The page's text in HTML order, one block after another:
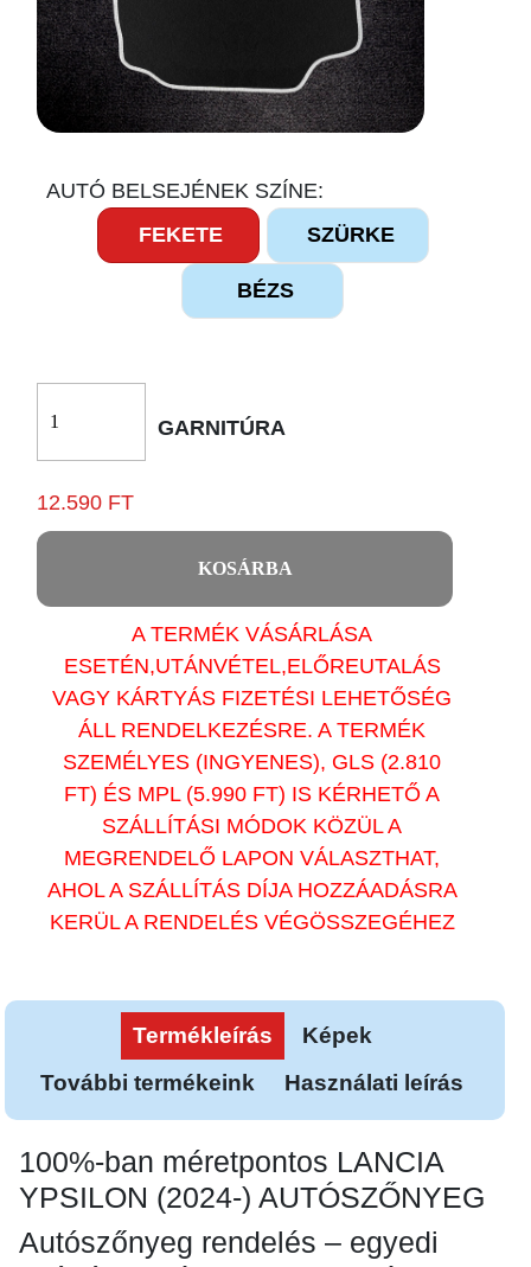
AUTÓ BELSEJÉNEK SZÍNE:
FEKETE
SZÜRKE
BÉZS
GARNITÚRA
12.590 FT
KOSÁRBA
A TERMÉK VÁSÁRLÁSA
ESETÉN,UTÁNVÉTEL,ELŐREUTALÁS
VAGY KÁRTYÁS FIZETÉSI LEHETŐSÉG
ÁLL RENDELKEZÉSRE. A TERMÉK
SZEMÉLYES (INGYENES), GLS (2.810
FT) ÉS MPL (5.990 FT) IS KÉRHETŐ A
SZÁLLÍTÁSI MÓDOK KÖZÜL A
MEGRENDELŐ LAPON VÁLASZTHAT,
AHOL A SZÁLLÍTÁS DÍJA HOZZÁADÁSRA
KERÜL A RENDELÉS VÉGÖSSZEGÉHEZ
Termékleírás
Képek
További termékeink
Használati leírás
100%-ban méretpontos LANCIA
YPSILON (2024-) AUTÓSZŐNYEG
Autószőnyeg rendelés – egyedi